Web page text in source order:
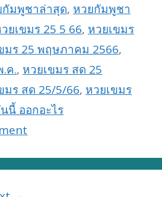
กัมพูชาล่าสุด, หวยกัมพูชา
ยเขมร 25 5 66, หวยเขมร
มร 25 พฤษภาคม 2566,
.ค., หวยเขมร สด 25
มร สด 25/5/66, หวยเขมร
นี้ ออกอะไร